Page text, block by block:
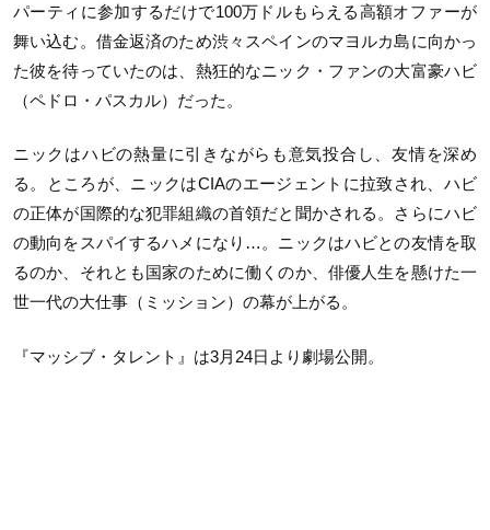
パーティに参加するだけで100万ドルもらえる高額オファーが
舞い込む。借金返済のため渋々スペインのマヨルカ島に向かっ
た彼を待っていたのは、熱狂的なニック・ファンの大富豪ハビ
（ペドロ・パスカル）だった。
ニックはハビの熱量に引きながらも意気投合し、友情を深め
る。ところが、ニックはCIAのエージェントに拉致され、ハビ
の正体が国際的な犯罪組織の首領だと聞かされる。さらにハビ
の動向をスパイするハメになり…。ニックはハビとの友情を取
るのか、それとも国家のために働くのか、俳優人生を懸けた一
世一代の大仕事（ミッション）の幕が上がる。
『マッシブ・タレント』は3月24日より劇場公開。